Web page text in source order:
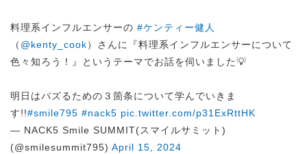
料理系インフルエンサーの #ケンティー健人
（ @kenty_cook）さんに『料理系インフルエンサーについて
色々知ろう！』というテーマでお話を伺いました💡
明日はバズるための３箇条について学んでいきま
す!!#smile795 #nack5 pic.twitter.com/p31ExRttHK
— NACK5 Smile SUMMIT(スマイルサミット)
(@smilesummit795) April 15, 2024